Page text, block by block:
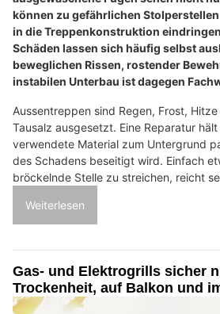
können zu gefährlichen
in die Treppenkonstruktion
Schäden lassen sich häufig selbst
beweglichen Rissen, rostender
instabilen Unterbau ist dagegen
Aussentreppen sind Regen, Frost,
Tausalz ausgesetzt. Eine Reparatur
verwendete Material zum Untergrund
des Schadens beseitigt wird. Einfach
bröckelnde Stelle zu streichen, reicht
Weiterlesen
Gas- und Elektrogrills sicher
Trockenheit, auf Balkon und